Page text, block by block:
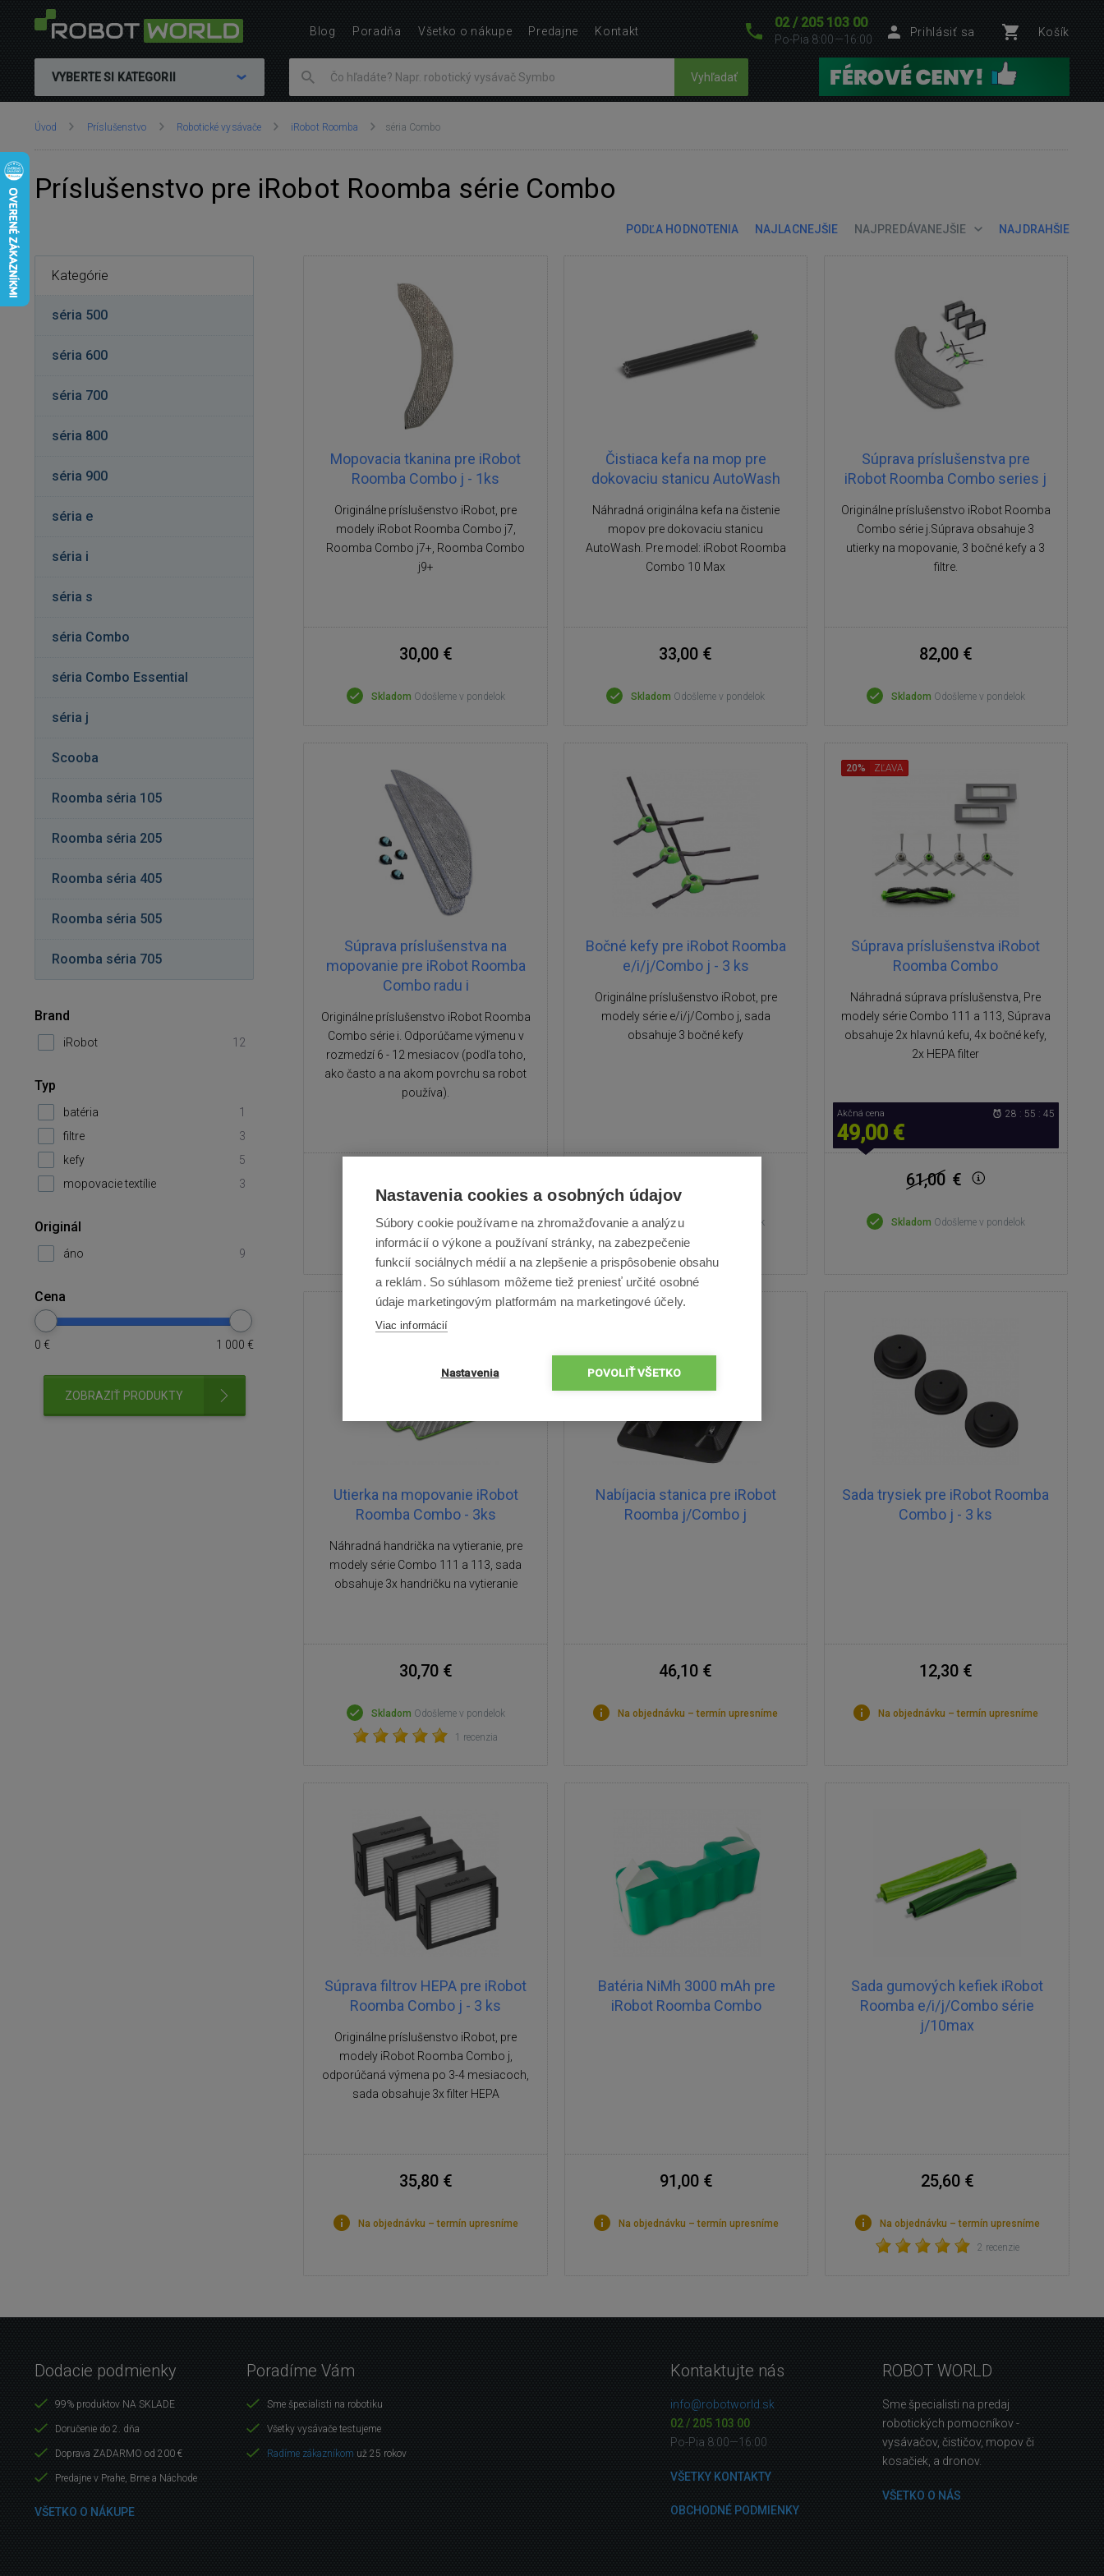
02 / 205 103 00
Po-Pia 8:00—16:00
Prihlásiť sa Košík
VYBERTE SI KATEGORII Vyhľadať
Nachádzate
Úvod Príslušenstvo Robotické vysávače iRobot Roomba séria Combo
Príslušenstvo pre iRobot Roomba série Combo
PODĽA HODNOTENIA NAJLACNEJŠIE NAJPREDÁVANEJŠIE NAJDRAHŠIE
Mopovacia tkanina pre iRobot
Roomba Combo j - 1ks
Originálne príslušenstvo iRobot, pre
modely iRobot Roomba Combo j7,
Roomba Combo j7+, Roomba Combo
j9+
30,00 €
Skladom Odošleme v pondelok
Čistiaca kefa na mop pre
dokovaciu stanicu AutoWash
Náhradná originálna kefa na čistenie
mopov pre dokovaciu stanicu
AutoWash. Pre model: iRobot Roomba
Combo 10 Max
33,00 €
Skladom Odošleme v pondelok
Súprava príslušenstva pre
iRobot Roomba Combo series j
Originálne príslušenstvo iRobot Roomba
Combo série j.Súprava obsahuje 3
utierky na mopovanie, 3 bočné kefy a 3
filtre.
82,00 €
Skladom Odošleme v pondelok
Súprava príslušenstva na
mopovanie pre iRobot Roomba
Combo radu i
Originálne príslušenstvo iRobot Roomba
Combo série i. Odporúčame výmenu v
rozmedzí 6 - 12 mesiacov (podľa toho,
ako často a na akom povrchu sa robot
používa).
Skladom Odošleme v pondelok
Bočné kefy pre iRobot Roomba
e/i/j/Combo j - 3 ks
Originálne príslušenstvo iRobot, pre
modely série e/i/j/Combo j, sada
obsahuje 3 bočné kefy
Skladom Odošleme v pondelok
Súprava príslušenstva iRobot
Roomba Combo
Náhradná súprava príslušenstva, Pre
modely série Combo 111 a 113, Súprava
obsahuje 2x hlavnú kefu, 4x bočné kefy,
2x HEPA filter
20% ZĽAVA
Akčná cena
49,00 €
28 : 55 : 44
61,00 €
Skladom Odošleme v pondelok
Utierka na mopovanie iRobot
Roomba Combo - 3ks
Náhradná handrička na vytieranie, pre
modely série Combo 111 a 113, sada
obsahuje 3x handričku na vytieranie
30,70 €
Skladom Odošleme v pondelok
1 recenzia
Nabíjacia stanica pre iRobot
Roomba j/Combo j
46,10 €
Na objednávku – termín upresníme
Sada trysiek pre iRobot Roomba
Combo j - 3 ks
12,30 €
Na objednávku – termín upresníme
Súprava filtrov HEPA pre iRobot
Roomba Combo j - 3 ks
Originálne príslušenstvo iRobot, pre
modely iRobot Roomba Combo j,
odporúčaná výmena po 3-4 mesiacoch,
sada obsahuje 3x filter HEPA
35,80 €
Na objednávku – termín upresníme
Batéria NiMh 3000 mAh pre
iRobot Roomba Combo
91,00 €
Na objednávku – termín upresníme
Sada gumových kefiek iRobot
Roomba e/i/j/Combo série
j/10max
25,60 €
Na objednávku – termín upresníme
2 recenzie
Kategórie
séria 500
séria 600
séria 700
séria 800
séria 900
séria e
séria i
séria s
séria Combo
séria Combo Essential
séria j
Scooba
Roomba séria 105
Roomba séria 205
Roomba séria 405
Roomba séria 505
Roomba séria 705
Brand
iRobot 12
Typ
batéria
1
filtre
3
kefy
5
mopovacie textílie
3
Originál
áno 9
Cena
0 € 1 000 €
ZOBRAZIŤ PRODUKTY
Blog Poradňa Všetko o nákupe Predajne Kontakt
Dodacie podmienky
99% produktov NA SKLADE
Doručenie do 2. dňa
Doprava ZADARMO od 200 €
Predajne v Prahe, Brne a Náchode
VŠETKO O NÁKUPE
Poradíme Vám
Sme špecialisti na robotiku
Všetky vysávače testujeme
Radíme zákazníkom už 25 rokov
Kontaktujte nás
info@robotworld.sk
02 / 205 103 00
Po-Pia 8:00—16:00
VŠETKY KONTAKTY
OBCHODNÉ PODMIENKY
ROBOT WORLD
Sme špecialisti na predaj
robotických pomocníkov -
vysávačov, čističov, mopov či
kosačiek, a dronov.
VŠETKO O NÁS
Nastavenia cookies a osobných údajov
Súbory cookie používame na zhromažďovanie a analýzu
informácií o výkone a používaní stránky, na zabezpečenie
funkcií sociálnych médií a na zlepšenie a prispôsobenie obsahu
a reklám. So súhlasom môžeme tiež preniesť určité osobné
údaje marketingovým platformám na marketingové účely.
Viac informácií
Nastavenia POVOLIŤ VŠETKO